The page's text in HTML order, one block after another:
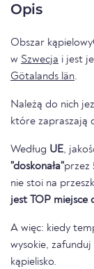
Opis
Obszar kąpielowy
w Szwecja i jest
Götalands län.
Należą do nich
które zapraszają
Według UE,
"doskonała"przez 5 lat z
nie stoi na
jest TOP miejsce
A więc: kiedy
wysokie,
kąpielisko.